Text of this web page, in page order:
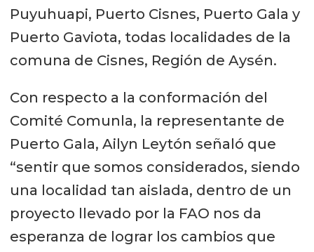
Puyuhuapi, Puerto Cisnes, Puerto Gala y
Puerto Gaviota, todas localidades de la
comuna de Cisnes, Región de Aysén.
Con respecto a la conformación del
Comité Comunla, la representante de
Puerto Gala, Ailyn Leytón señaló que
“sentir que somos considerados, siendo
una localidad tan aislada, dentro de un
proyecto llevado por la FAO nos da
esperanza de lograr los cambios que